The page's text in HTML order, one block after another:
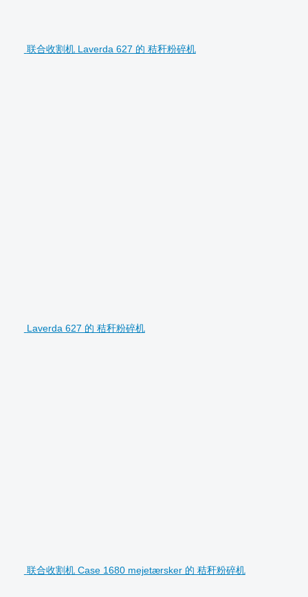
联合收割机 Laverda 627 的 秸秆粉碎机
Laverda 627 的 秸秆粉碎机
联合收割机 Case 1680 mejetærsker 的 秸秆粉碎机